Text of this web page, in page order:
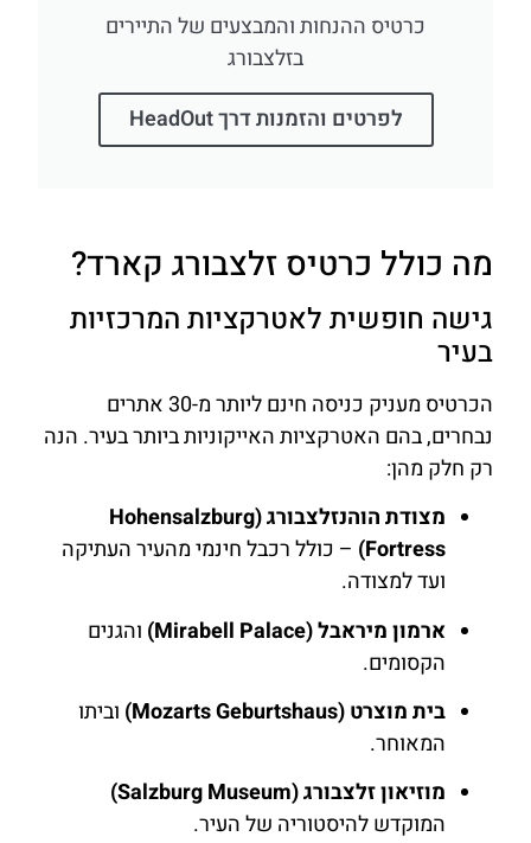
כרטיס ההנחות והמבצעים של התיירים
בזלצבורג
לפרטים והזמנות דרך HeadOut
מה כולל כרטיס זלצבורג קארד?
גישה חופשית לאטרקציות המרכזיות
בעיר
הכרטיס מעניק כניסה חינם ליותר מ-30 אתרים
נבחרים, בהם האטרקציות האייקוניות ביותר בעיר. הנה
רק חלק מהן:
מצודת הוהנזלצבורג (Hohensalzburg
Fortress) – כולל רכבל חינמי מהעיר העתיקה
ועד למצודה.
ארמון מיראבל (Mirabell Palace)
והגנים
הקסומים.
בית מוצרט (Mozarts Geburtshaus)
וביתו
המאוחר.
מוזיאון זלצבורג (Salzburg Museum)
המוקדש להיסטוריה של העיר.